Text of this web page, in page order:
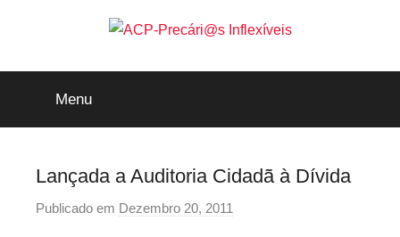
ACP-
Precári@s
Inflexíveis
Menu
Lançada a Auditoria Cidadã à Dívida
Publicado em Dezembro 20, 2011